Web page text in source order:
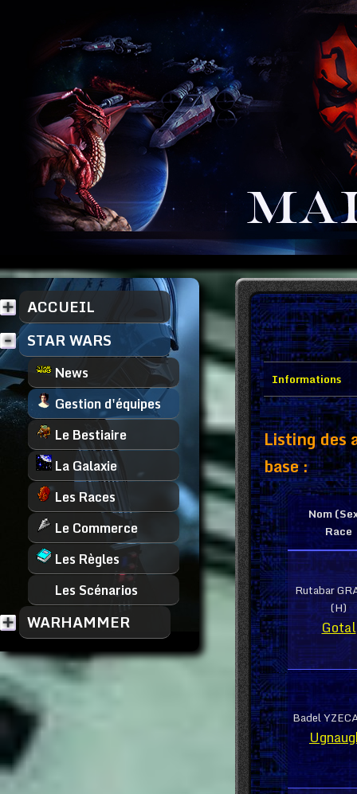
ACCUEIL
STAR WARS
News
Gestion d'équipes
Le Bestiaire
La Galaxie
Les Races
Le Commerce
Les Règles
Les Scénarios
WARHAMMER
Informations
Listing des
base :
Nom
Race
Rutabar
(H)
Gotal
Badel